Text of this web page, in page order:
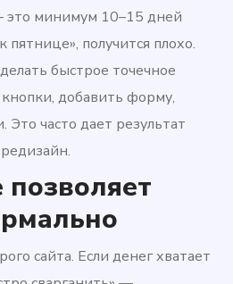
минимум 10–15 дней
получится плохо.
быстрое точечное
добавить форму,
Это часто дает результат
сайта. Если денег хватает